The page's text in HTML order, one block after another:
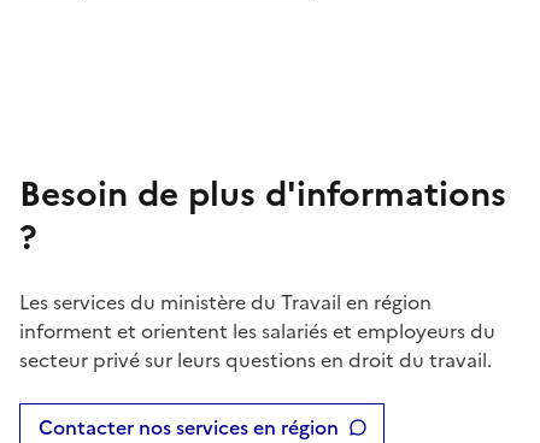
Besoin de plus d'informations
?
Les services du ministère du Travail en région
informent et orientent les salariés et employeurs du
secteur privé sur leurs questions en droit du travail.
Contacter nos services en région